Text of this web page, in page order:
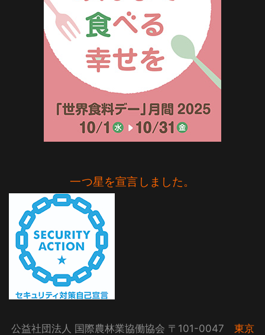
一つ星を宣言しました。
公益社団法人 国際農林業協働協会 〒101-0047 東京